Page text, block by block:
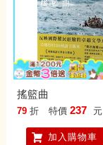
搖籃曲
79 折 特價 237 元
加入購物車